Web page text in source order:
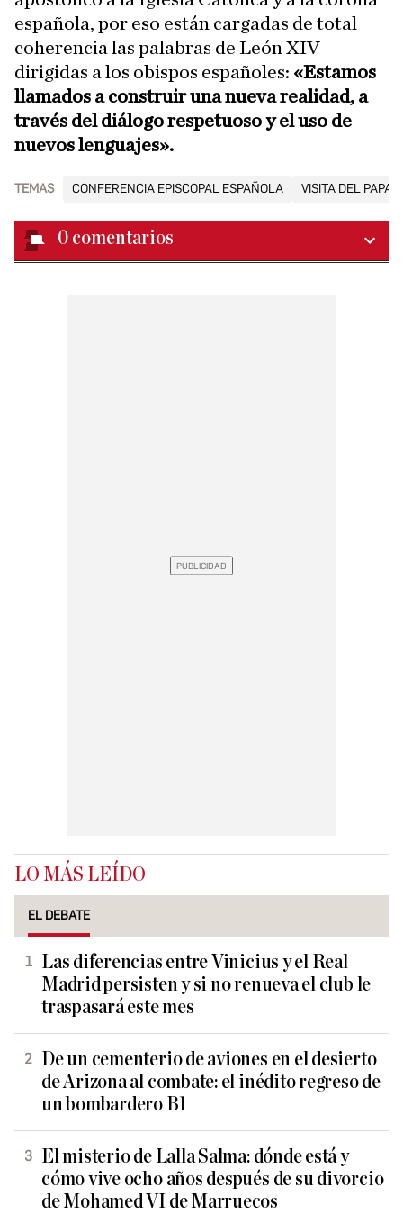
española, por eso están cargadas de total
coherencia las palabras de León XIV
dirigidas a los obispos españoles: «Estamos
llamados a construir una nueva realidad, a
través del diálogo respetuoso y el uso de
nuevos lenguajes».
TEMAS CONFERENCIA EPISCOPAL ESPAÑOLA VISITA DEL PAPA
0 comentarios
LO MÁS LEÍDO
EL DEBATE
Las diferencias entre Vinicius y el Real
Madrid persisten y si no renueva el club le
traspasará este mes
De un cementerio de aviones en el desierto
de Arizona al combate: el inédito regreso de
un bombardero B1
El misterio de Lalla Salma: dónde está y
cómo vive ocho años después de su divorcio
de Mohamed VI de Marruecos